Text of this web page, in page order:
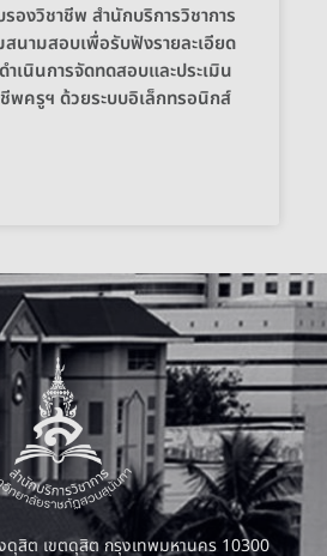
องวิชาชีพ สำนักบริการวิชาการ
สนามสอบเพื่อรับฟังรายละเอียด
ำเนินการจัดทดสอบและประเมิน
พครูฯ ด้วยระบบอิเล็กทรอนิกส์
สิต เขตดุสิต กรุงเทพมหานคร 10300